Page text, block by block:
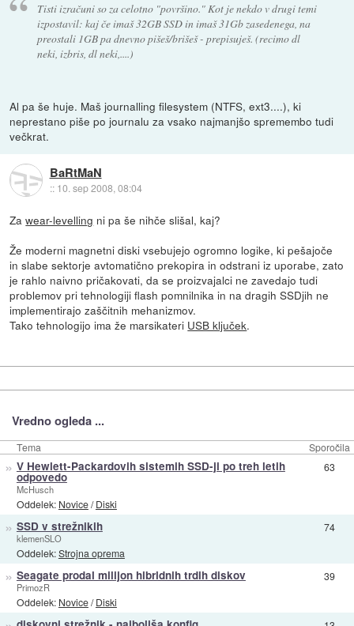
Tisti izračuni so za celotno "površino." Kot je nekdo v drugi temi
izpostavil: kaj če imaš 32GB SSD in imaš 31Gb zasedenega, na
preostali 1GB pa dnevno pišeš/brišeš - prepisuješ. (recimo dl
neki, izbris, dl neki,....)
Al pa še huje. Maš journalling filesystem (NTFS, ext3....), ki
neprestano piše po journalu za vsako najmanjšo spremembo tudi
večkrat.
BaRtMaN
:: 10. sep 2008, 08:04
Zawear-levelling ni pa še nihče slišal, kaj?
Že moderni magnetni diski vsebujejo ogromno logike, ki pešajoče
in slabe sektorje avtomatično prekopira in odstrani iz uporabe, zato
je rahlo naivno pričakovati, da se proizvajalci ne zavedajo tudi
problemov pri tehnologiji flash pomnilnika in na dragih SSDjih ne
implementirajo zaščitnih mehanizmov.
Tako tehnologijo ima že marsikateri USB ključek.
Vredno ogleda ...
Tema Sporočila
» V Hewlett-Packardovih sistemih SSD-ji po treh letih
odpovedo
McHusch
Oddelek: Novice/Diski
63
» SSD v strežnikih
klemenSLO
Oddelek:Strojna oprema
74
» Seagate prodal milijon hibridnih trdih diskov
PrimozR
Oddelek: Novice/Diski
39